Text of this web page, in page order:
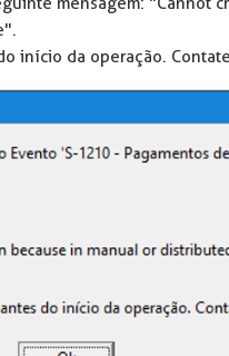
início da operação.